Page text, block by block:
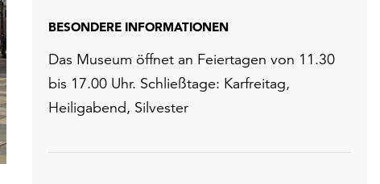
BESONDERE INFORMATIONEN
Das Museum öffnet an Feiertagen von 11.30
bis 17.00 Uhr. Schließtage: Karfreitag,
Heiligabend, Silvester